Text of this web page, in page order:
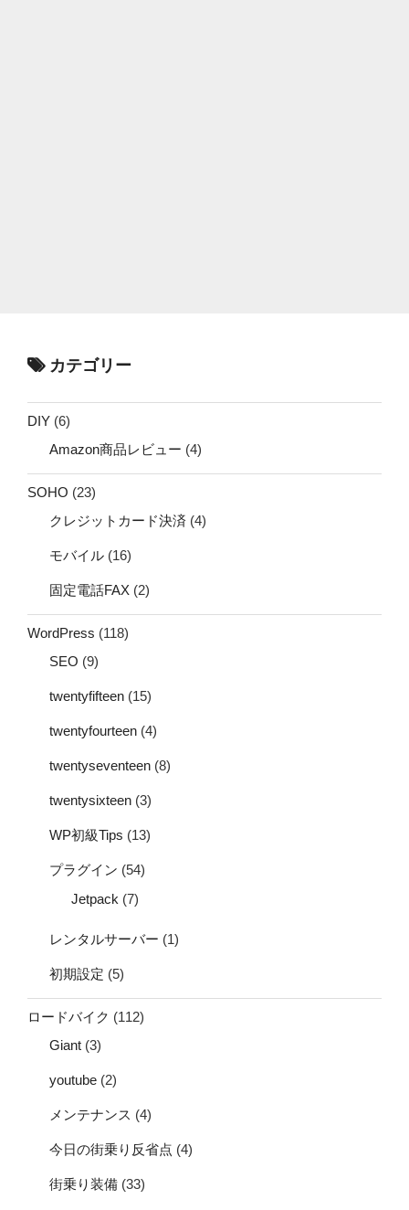
カテゴリー
DIY (6)
Amazon商品レビュー (4)
SOHO (23)
クレジットカード決済 (4)
モバイル (16)
固定電話FAX (2)
WordPress (118)
SEO (9)
twentyfifteen (15)
twentyfourteen (4)
twentyseventeen (8)
twentysixteen (3)
WP初級Tips (13)
プラグイン (54)
Jetpack (7)
レンタルサーバー (1)
初期設定 (5)
ロードバイク (112)
Giant (3)
youtube (2)
メンテナンス (4)
今日の街乗り反省点 (4)
街乗り装備 (33)